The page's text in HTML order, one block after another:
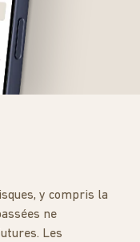
y compris la
ne
Les